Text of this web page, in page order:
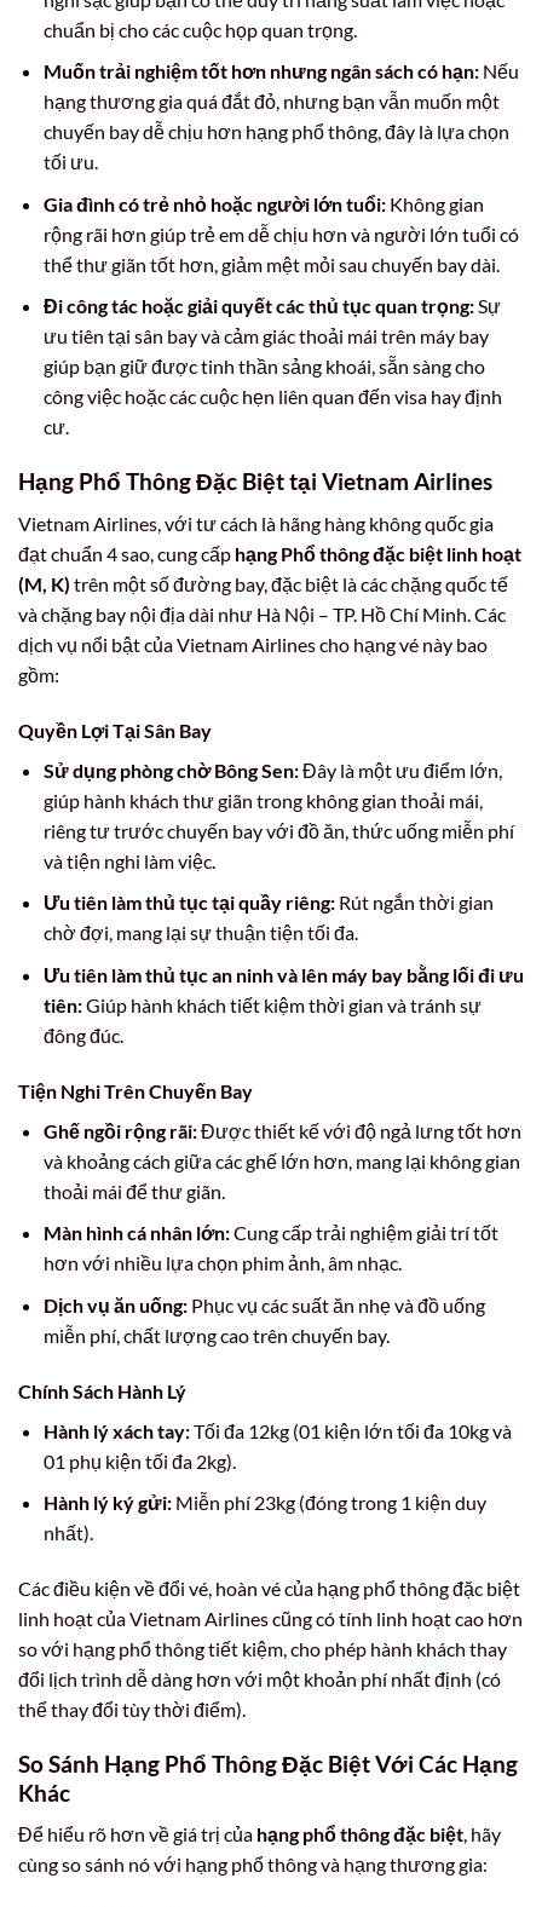
chuẩn bị cho các cuộc họp quan trọng.
Muốn trải nghiệm tốt hơn nhưng ngân sách có hạn:Nếu
hạng thương gia quá đắt đỏ, nhưng bạn vẫn muốn một
chuyến bay dễ chịu hơn hạng phổ thông, đây là lựa chọn
tối ưu.
Gia đình có trẻ nhỏ hoặc người lớn tuổi:Không gian
rộng rãi hơn giúp trẻ em dễ chịu hơn và người lớn tuổi có
thể thư giãn tốt hơn, giảm mệt mỏi sau chuyến bay dài.
Đi công tác hoặc giải quyết các thủ tục quan trọng:Sự
ưu tiên tại sân bay và cảm giác thoải mái trên máy bay
giúp bạn giữ được tinh thần sảng khoái, sẵn sàng cho
công việc hoặc các cuộc hẹn liên quan đến visa hay định
cư.
Hạng Phổ Thông Đặc Biệt tại Vietnam Airlines
Vietnam Airlines, với tư cách là hãng hàng không quốc gia
đạt chuẩn 4 sao, cung cấp hạng Phổ thông đặc biệt linh hoạt
(M, K) trên một số đường bay, đặc biệt là các chặng quốc tế
và chặng bay nội địa dài như Hà Nội – TP. Hồ Chí Minh. Các
dịch vụ nổi bật của Vietnam Airlines cho hạng vé này bao
gồm:
Quyền Lợi Tại Sân Bay
Sử dụng phòng chờ Bông Sen:Đây là một ưu điểm lớn,
giúp hành khách thư giãn trong không gian thoải mái,
riêng tư trước chuyến bay với đồ ăn, thức uống miễn phí
và tiện nghi làm việc.
Ưu tiên làm thủ tục tại quầy riêng:Rút ngắn thời gian
chờ đợi, mang lại sự thuận tiện tối đa.
Ưu tiên làm thủ tục an ninh và lên máy bay bằng lối đi ưu
tiên:Giúp hành khách tiết kiệm thời gian và tránh sự
đông đúc.
Tiện Nghi Trên Chuyến Bay
Ghế ngồi rộng rãi:Được thiết kế với độ ngả lưng tốt hơn
và khoảng cách giữa các ghế lớn hơn, mang lại không gian
thoải mái để thư giãn.
Màn hình cá nhân lớn:Cung cấp trải nghiệm giải trí tốt
hơn với nhiều lựa chọn phim ảnh, âm nhạc.
Dịch vụ ăn uống:Phục vụ các suất ăn nhẹ và đồ uống
miễn phí, chất lượng cao trên chuyến bay.
Chính Sách Hành Lý
Hành lý xách tay:Tối đa 12kg (01 kiện lớn tối đa 10kg và
01 phụ kiện tối đa 2kg).
Hành lý ký gửi:Miễn phí 23kg (đóng trong 1 kiện duy
nhất).
Các điều kiện về đổi vé, hoàn vé của hạng phổ thông đặc biệt
linh hoạt của Vietnam Airlines cũng có tính linh hoạt cao hơn
so với hạng phổ thông tiết kiệm, cho phép hành khách thay
đổi lịch trình dễ dàng hơn với một khoản phí nhất định (có
thể thay đổi tùy thời điểm).
So Sánh Hạng Phổ Thông Đặc Biệt Với Các Hạng
Khác
Để hiểu rõ hơn về giá trị của hạng phổ thông đặc biệt, hãy
cùng so sánh nó với hạng phổ thông và hạng thương gia: